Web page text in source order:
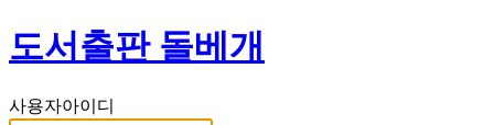
도서출판 돌베개
사용자아이디